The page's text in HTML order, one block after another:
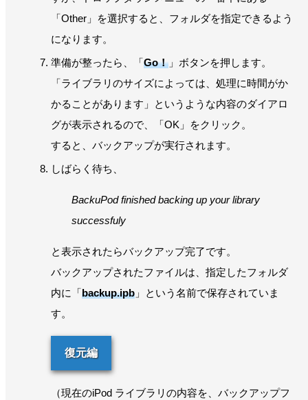
「Other」を選択すると、フォルダを指定できるよう
になります。
準備が整ったら、「Go！ 」ボタンを押します。
「ライブラリのサイズによっては、処理に時間がか
かることがあります」というような内容のダイアロ
グが表示されるので、「OK」をクリック。
すると、バックアップが実行されます。
しばらく待ち、
BackuPod finished backing up your library
successfuly
と表示されたらバックアップ完了です。
バックアップされたファイルは、指定したフォルダ
内に「backup.ipb 」という名前で保存されていま
す。
復元編
（現在のiPod ライブラリの内容を、バックアップフ